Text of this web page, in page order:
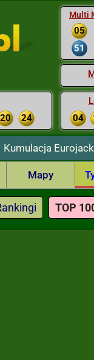
Multi
05
51
04
20 24
Kumulacja
Mapy
TOP